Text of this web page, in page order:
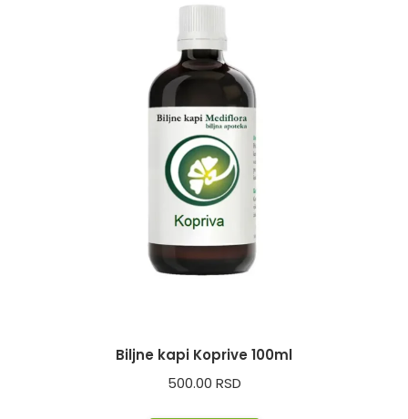
Biljne kapi Koprive 100ml
500.00 RSD